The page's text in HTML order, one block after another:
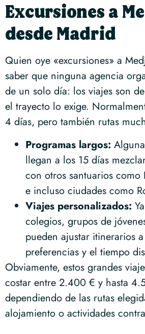
Excursiones a
desde Madrid
Quien oye «excursiones» a
saber que ninguna agencia
de un solo día: los viajes son
el trayecto lo exige.
4 días, pero también rutas
Programas largos:
llegan a los 15 días
con otros santuarios como
e incluso ciudades como
Viajes personalizados:
colegios, grupos de
pueden ajustar itinerarios
preferencias y el tiempo
Obviamente, estos grandes
costar entre 2.400 € y hasta
dependiendo de las rutas
alojamiento o actividades